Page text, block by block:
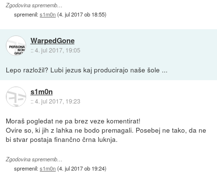
Zgodovina sprememb…
spremenil:s1m0n(4. jul 2017 ob 18:55)
WarpedGone
::4. jul 2017, 19:05
Lepo razložil? Lubi jezus kaj producirajo naše šole ...
s1m0n
::4. jul 2017, 19:23
Moraš pogledat ne pa brez veze komentirat!
Ovire so, ki jih z lahka ne bodo premagali. Posebej ne tako, da ne
bi stvar postaja finančno črna luknja.
Zgodovina sprememb…
spremenil:s1m0n(4. jul 2017 ob 19:24)